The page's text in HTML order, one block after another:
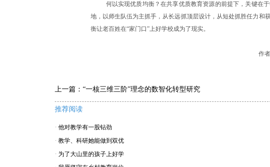
何以实现优质均衡？在共享优质教育资源的前提下，关键在
地，以师生队伍为主抓手，从长远抓顶层设计，从短处抓胜任力和
衡让老百姓在“家门口”上好学校成为了现实。
作
上一篇： “一核三维三阶”理念的数智化转型研究
推荐阅读
· 他对教学有一股钻劲
· 教学、科研她能做到双优
· 为了大山里的孩子上好学